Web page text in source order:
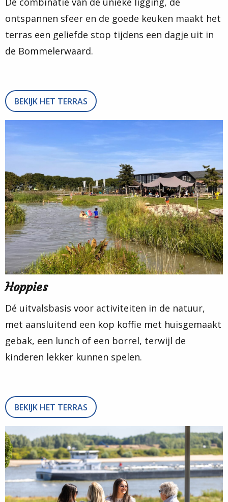
ontspannen sfeer en de goede keuken maakt het
terras een geliefde stop tijdens een dagje uit in
de Bommelerwaard.
BEKIJK HET TERRAS
Hoppies
Dé uitvalsbasis voor activiteiten in de natuur,
met aansluitend een kop koffie met huisgemaakt
gebak, een lunch of een borrel, terwijl de
kinderen lekker kunnen spelen.
BEKIJK HET TERRAS